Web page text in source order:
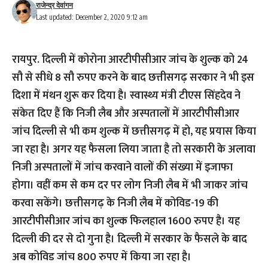
Last updated: December 2, 2020 9:12 am
राजेन्द्र देवांगन
रायपुर. दिल्ली में कोरोना आरटीपीसीआर जांच के शुल्क को 24
सौ से सीधे 8 सौ रुपए करने के बाद छत्तीसगढ़ सरकार ने भी इस
दिशा में मंथन शुरू कर दिया है। स्वास्थ्य मंत्री टीएस सिंहदेव ने
संकेत दिए हैं कि निजी लैब और अस्पतालों में आरटीपीसीआर
जांच दिल्ली से भी कम शुल्क में छत्तीसगढ़ में हो, यह प्रयास किया
जा रहा है। अगर यह फैसला लिया जाता है तो सरकारी के अलावा
निजी अस्पतालों में जांच करवाने वालों की संख्या में इजाफा
होगा। वहीं कम से कम दर पर लोग निजी लैब में भी जाकर जांच
करवा सकेंगे। छत्तीसगढ़ के निजी लैब में कोविड-19 की
आरटीपीसीआर जांच का शुल्क फिलहाल 1600 रुपए है। यह
दिल्ली की दर से दो गुना है। दिल्ली में सरकार के फैसले के बाद
अब कोविड जांच 800 रुपए में किया जा रहा है।